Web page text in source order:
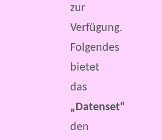
zur
Verfügung.
Folgendes
bietet
das
„Datenset“
den